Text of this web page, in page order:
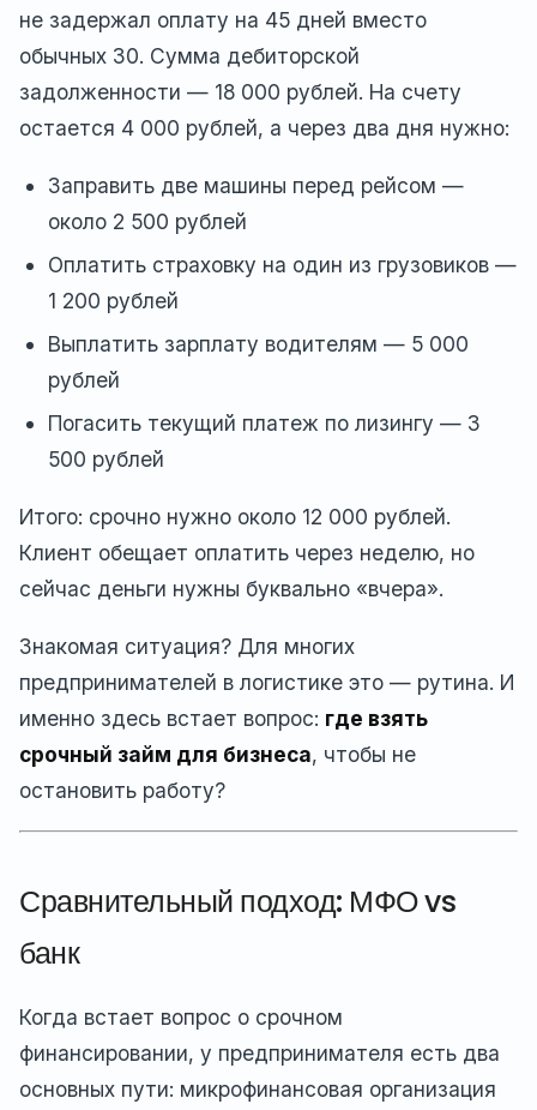
не задержал оплату на 45 дней вместо
обычных 30. Сумма дебиторской
задолженности — 18 000 рублей. На счету
остается 4 000 рублей, а через два дня нужно:
Заправить две машины перед рейсом —
около 2 500 рублей
Оплатить страховку на один из грузовиков —
1 200 рублей
Выплатить зарплату водителям — 5 000
рублей
Погасить текущий платеж по лизингу — 3
500 рублей
Итого: срочно нужно около 12 000 рублей.
Клиент обещает оплатить через неделю, но
сейчас деньги нужны буквально «вчера».
Знакомая ситуация? Для многих
предпринимателей в логистике это — рутина. И
именно здесь встает вопрос: где взять
срочный займ для бизнеса, чтобы не
остановить работу?
Сравнительный подход: МФО vs
банк
Когда встает вопрос о срочном
финансировании, у предпринимателя есть два
основных пути: микрофинансовая организация